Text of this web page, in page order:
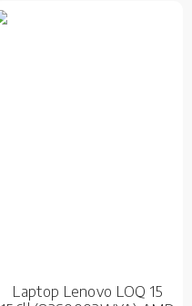
Laptop Lenovo LOQ 15